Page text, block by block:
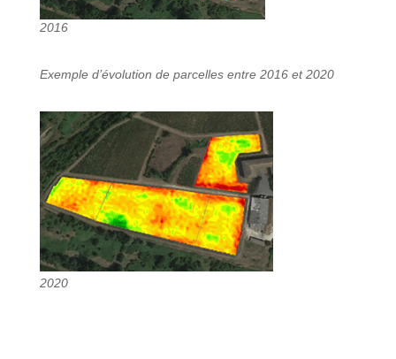
2016
Exemple d’évolution de parcelles entre 2016 et 2020
2020